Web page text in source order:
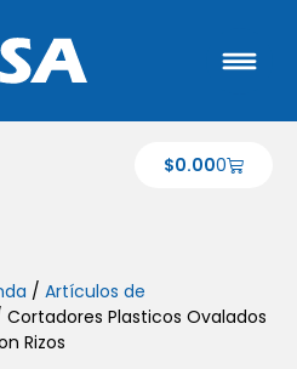
$0.000
/ Artículos de
Cortadores Plasticos Ovalados
Rizos